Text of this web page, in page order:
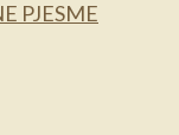
PJESME